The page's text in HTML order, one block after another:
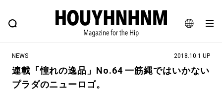
JA
EN
FEATURE BLOG SNAP
ヒップなファッション、カルチャー、ライフスタイルWEBマガジン
NEWS 2018.10.1 UP
連載「憧れの逸品」No.64 一筋縄ではいかない
プラダのニューロゴ。